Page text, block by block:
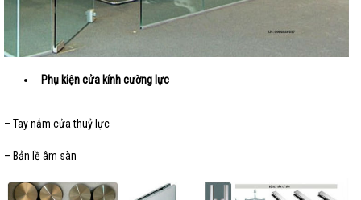
Phụ kiện cửa kính cường lực
– Tay nắm cửa thuỷ lực
– Bản lề âm sàn